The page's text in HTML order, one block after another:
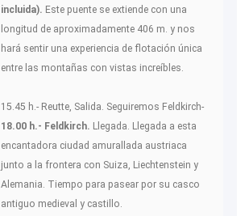
incluida). Este puente se extiende con una
longitud de aproximadamente 406 m. y nos
hará sentir una experiencia de flotación única
entre las montañas con vistas increíbles.
15.45 h.- Reutte, Salida. Seguiremos Feldkirch-
18.00 h.- Feldkirch. Llegada. Llegada a esta
encantadora ciudad amurallada austriaca
junto a la frontera con Suiza, Liechtenstein y
Alemania. Tiempo para pasear por su casco
antiguo medieval y castillo.